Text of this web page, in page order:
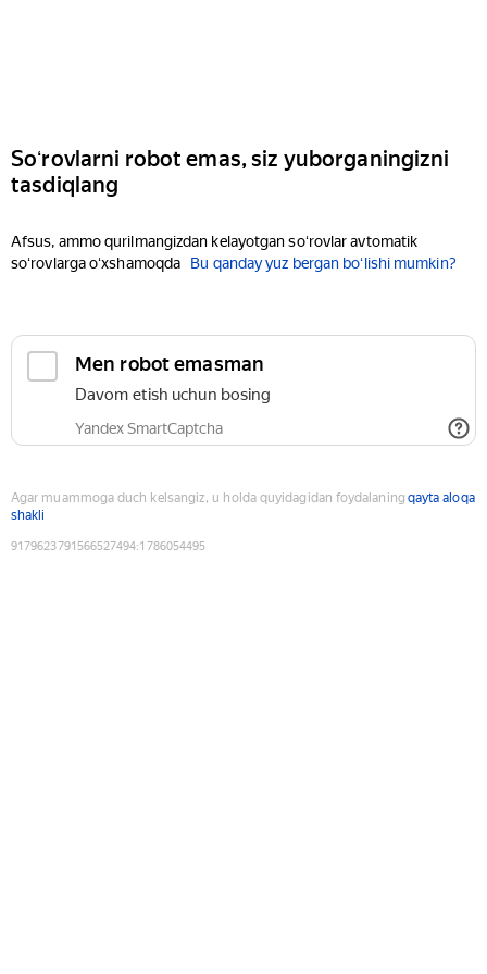
Soʻrovlarni robot emas, siz yuborganingizni
tasdiqlang
Afsus, ammo qurilmangizdan kelayotgan soʻrovlar avtomatik
soʻrovlarga oʻxshamoqda
Bu qanday yuz bergan boʻlishi mumkin?
Men robot emasman
Davom etish uchun bosing
Yandex SmartCaptcha
Agar muammoga duch kelsangiz, u holda quyidagidan foydalaning qayta aloqa
shakli
9179623791566527494:1786054495